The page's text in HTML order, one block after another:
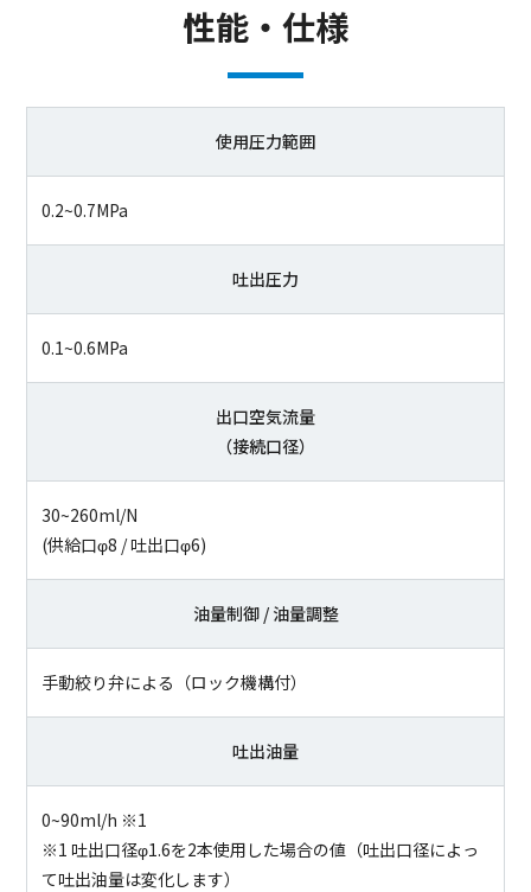
性能・仕様
使用圧力範囲
0.2~0.7MPa
吐出圧力
0.1~0.6MPa
出口空気流量
（接続口径）
30~260ml/N
(供給口φ8 / 吐出口φ6)
油量制御 / 油量調整
手動絞り弁による（ロック機構付）
吐出油量
0~90ml/h ※1
※1 吐出口径φ1.6を2本使用した場合の値（吐出口径によっ
て吐出油量は変化します）